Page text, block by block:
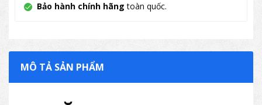
Bảo hành chính hãng toàn quốc.
MÔ TẢ SẢN PHẨM